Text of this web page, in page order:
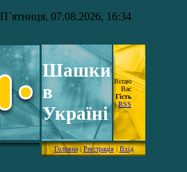
П`ятниця, 07.08.2026, 16:34
Шашки
в
Україні
Вітаю
Вас
Гість
|RSS
Головна|Реєстрація|Вхід